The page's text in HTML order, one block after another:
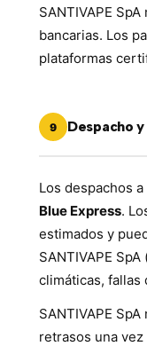
SANTIVAPE
bancarias. Los
plataformas
9 Despacho
Los despachos
Blue Express.
estimados y
SANTIVAPE
climáticas, fallas
SANTIVAPE
retrasos una